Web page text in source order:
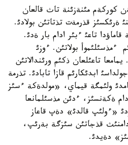
كوركةم مئنةزئنة تاث قالعان
ةرئكسئز قذرمةت تذتاتئن بولادئ.
تاعئ ءبئر ادام بار ةدئ.
بولاتئن. ءوزئ
تاعئلعان ذكئم ورئندالاتئن
ابدئكارئم قازا تابادئ. تذرمة
ولئمگة قيماي، «مولدةكة ءسئز
ةكةنسئز، ءدئن مذسئلمانعا
«ءولئپ قالدئ» دةپ قاعاز
قذجاتئن سئزگة بةرئپ،
دةيدئ.